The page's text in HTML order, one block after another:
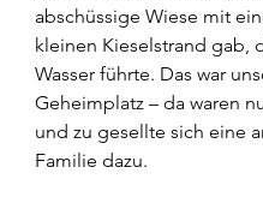
abschüssige Wiese mit
kleinen Kieselstrand gab,
Wasser führte. Das war
Geheimplatz – da waren
und zu gesellte sich eine
Familie dazu.